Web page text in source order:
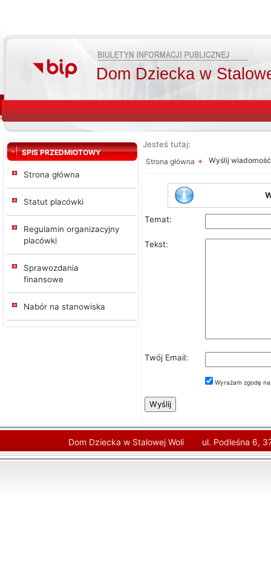
Dom Dziecka w
SPIS PRZEDMIOTOWY
Strona główna
Statut placówki
Regulamin organizacyjny
placówki
Sprawozdania
finansowe
Nabór na stanowiska
Jesteś tutaj:
Strona główna Wyślij wiadomość
Temat:
Tekst:
Twój Email:
Wyrażam zgodę
Dom Dziecka w Stalowej Woli ul. Podleśna 6,